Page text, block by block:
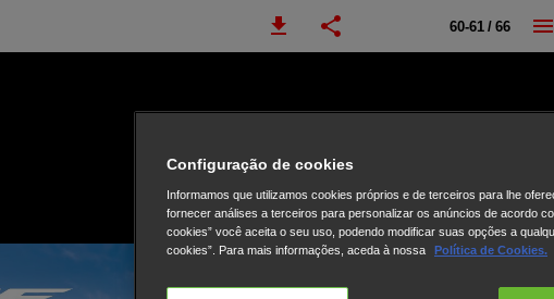
60-61 / 66
Configuração de cookies
Informamos que utilizamos cookies próprios e de terceiros para lhe
fornecer análises a terceiros para personalizar os anúncios de acordo
cookies” você aceita o seu uso, podendo modificar suas opções a
cookies”. Para mais informações, aceda à nossa
Política de Cookies.